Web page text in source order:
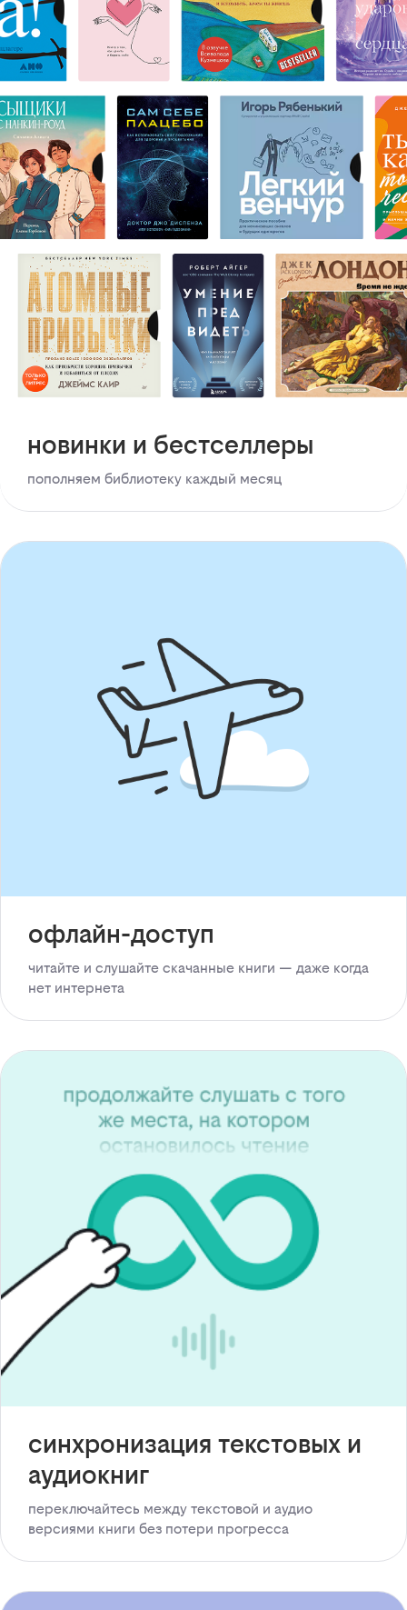
новинки и бестселлеры
пополняем библиотеку каждый месяц
офлайн-доступ
читайте и слушайте скачанные книги — даже когда
нет интернета
синхронизация текстовых и
аудиокниг
переключайтесь между текстовой и аудио
версиями книги без потери прогресса